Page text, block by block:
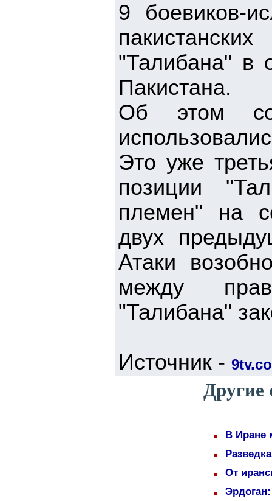
9 боевиков-
"Талибана" в
Пакистана.
Об этом
Это уже
позиции
племен" на
двух
Атаки
между
"Талибана"
Источник -
Другие
В Иране
От